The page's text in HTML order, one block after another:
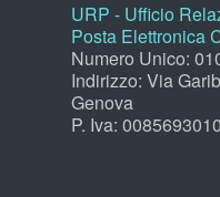
URP - Ufficio
Posta Elettronica
Numero Unico:
Indirizzo: Via
Genova
P. Iva: